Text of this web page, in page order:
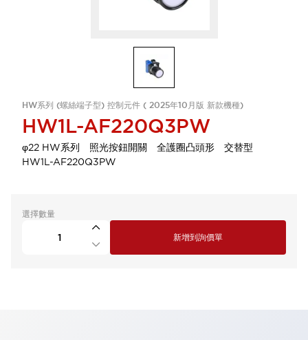
HW系列 (螺絲端子型) 控制元件 ( 2025年10月版 新款機種)
HW1L-AF220Q3PW
φ22 HW系列 照光按鈕開關 全護圈凸頭形 交替型
HW1L-AF220Q3PW
選擇數量
新增到詢價單